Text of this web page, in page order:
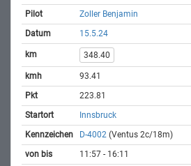
Zoller Benjamin
15.5.24
348.40
93.41
223.81
Innsbruck
D-4002 (Ventus 2c/18m)
11:57 - 16:11